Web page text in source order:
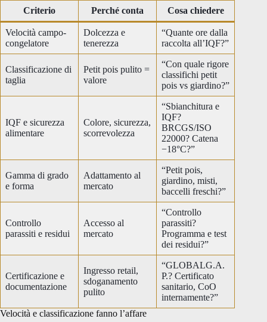
Criterio Perché conta Cosa chiedere
Velocità campo-
congelatore
Dolcezza e
tenerezza
“Quante ore dalla
raccolta all’IQF?”
Classificazione di
taglia
Petit pois pulito =
valore
“Con quale rigore
classifichi petit
pois vs giardino?”
IQF e sicurezza
alimentare
Colore, sicurezza,
scorrevolezza
“Sbianchitura e
IQF?
BRCGS/ISO
22000? Catena
−18°C?”
Gamma di grado
e forma
Adattamento al
mercato
“Petit pois,
giardino, misti,
baccelli freschi?”
Controllo
parassiti e residui
Accesso al
mercato
“Controllo
parassiti?
Programma e test
dei residui?”
Certificazione e
documentazione
Ingresso retail,
sdoganamento
pulito
“GLOBALG.A.
P.? Certificato
sanitario, CoO
internamente?”
Velocità e classificazione fanno l’affare